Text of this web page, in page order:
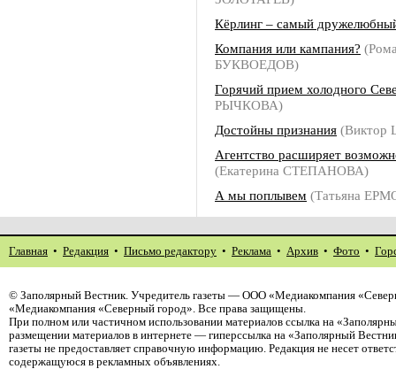
Кёрлинг – самый
Компания или кампания?
БУКВОЕДОВ)
Горячий прием холодного
РЫЧКОВА)
Достойны признания (Виктор
Агентство расширяет
(Екатерина СТЕПАНОВА)
А мы поплывем (Татьяна
Главная • Редакция • Письмо редактору • Реклама • Архив • Фото •
© Заполярный Вестник. Учредитель газеты — ООО «Медиакомпания
«Медиакомпания «Северный город». Все права защищены.
При полном или частичном использовании материалов ссылка на
размещении материалов в интернете — гиперссылка на «Заполярный
газеты не предоставляет справочную информацию. Редакция не несет
содержащуюся в рекламных объявлениях.